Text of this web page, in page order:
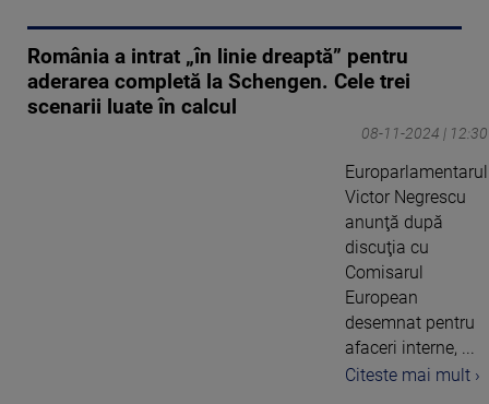
România a intrat „în linie dreaptă” pentru
aderarea completă la Schengen. Cele trei
scenarii luate în calcul
08-11-2024 | 12:30
Europarlamentarul
Victor Negrescu
anunţă după
discuţia cu
Comisarul
European
desemnat pentru
afaceri interne, ...
Citeste mai mult ›